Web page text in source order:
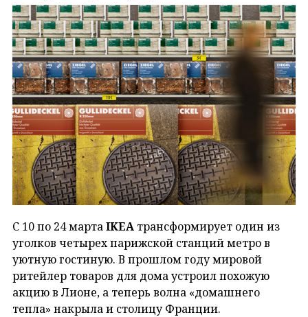
С 10 по 24 марта IKEA трансформирует один из
уголков четырех парижской станций метро в
уютную гостиную. В прошлом году мировой
ритейлер товаров для дома уcтроил похожую
акцию в Лионе, а теперь волна «домашнего
тепла» накрыла и столицу Франции.